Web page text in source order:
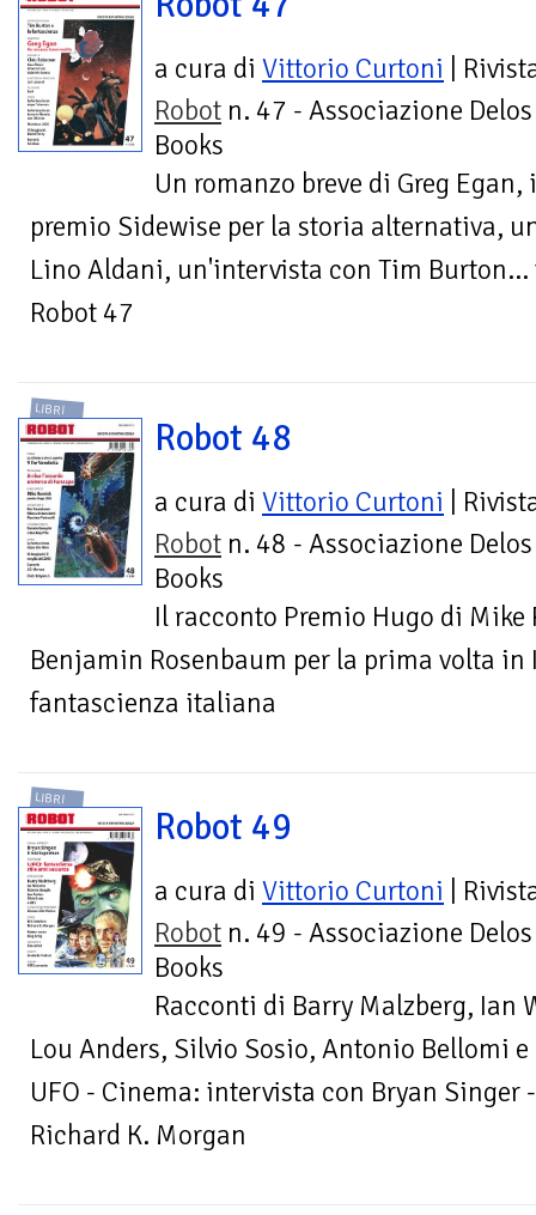
a cura di Vittorio Curtoni |
Robot n. 47 - Associazione Delos
Books
Un romanzo breve di Greg
premio Sidewise per la storia alternativa,
Lino Aldani, un'intervista con Tim
Robot 47
LIBRI
Robot 48
a cura di Vittorio Curtoni |
Robot n. 48 - Associazione Delos
Books
Il racconto Premio Hugo di
Benjamin Rosenbaum per la prima volta
fantascienza italiana
LIBRI
Robot 49
a cura di Vittorio Curtoni |
Robot n. 49 - Associazione Delos
Books
Racconti di Barry Malzberg, Ian
Lou Anders, Silvio Sosio, Antonio Bellomi
UFO - Cinema: intervista con Bryan
Richard K. Morgan